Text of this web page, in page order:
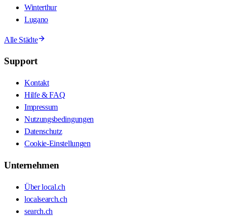
Winterthur
Lugano
Alle Städte
Support
Kontakt
Hilfe & FAQ
Impressum
Nutzungsbedingungen
Datenschutz
Cookie-Einstellungen
Unternehmen
Über local.ch
localsearch.ch
search.ch